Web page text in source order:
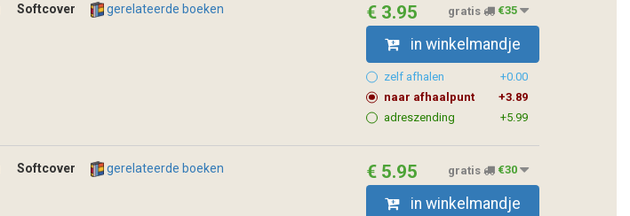
Softcover
gerelateerde boeken
€ 3.95 gratis €35
in winkelmandje
zelf afhalen
+0.00
naar afhaalpunt
+3.89
adreszending
+5.99
Softcover gerelateerde boeken € 5.95 gratis €30
in winkelmandje